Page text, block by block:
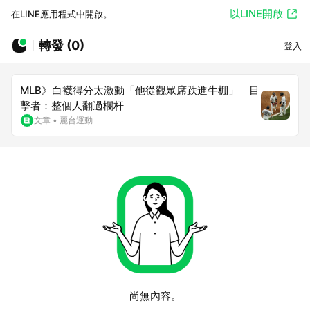
在LINE應用程式中開啟。 以LINE開啟
轉發 (0) 登入
MLB》白襪得分太激動「他從觀眾席跌進牛棚」 目
擊者：整個人翻過欄杆
文章 • 麗台運動
尚無內容。